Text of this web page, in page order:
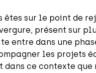
êtes sur le point de
présent sur
entre dans une
les projets
dans ce contexte